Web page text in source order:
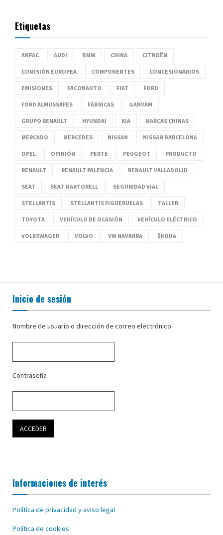
Etiquetas
ANFAC AUDI BMW CHINA CITROËN
COMISIÓN EUROPEA COMPONENTES CONCESIONARIOS
EMISIONES FACONAUTO FIAT FORD
FORD ALMUSSAFES FÁBRICAS GANVAM
GRUPO RENAULT HYUNDAI KIA MARCAS CHINAS
MERCADO MERCEDES NISSAN NISSAN BARCELONA
OPEL OPINIÓN PERTE PEUGEOT PRODUCTO
RENAULT RENAULT PALENCIA RENAULT VALLADOLID
SEAT SEAT MARTORELL SEGURIDAD VIAL
STELLANTIS STELLANTIS FIGUERUELAS TALLER
TOYOTA VEHÍCULO DE OCASIÓN VEHÍCULO ELÉCTRICO
VOLKSWAGEN VOLVO VW NAVARRA ŠKODA
Inicio de sesión
Nombre de usuario o dirección de correo electrónico
Contraseña
Informaciones de interés
Política de privacidad y aviso legal
Política de cookies